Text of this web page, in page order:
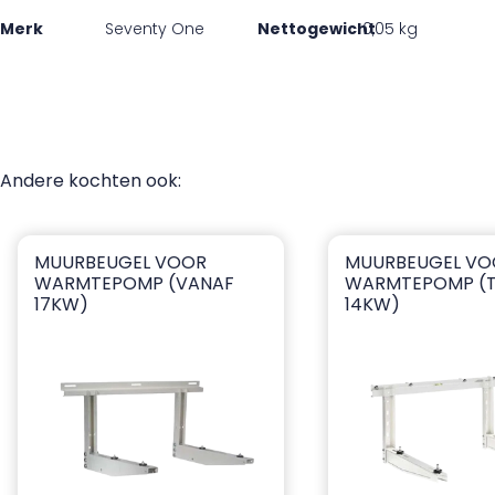
Merk Seventy One Nettogewicht0,05 kg
Andere kochten ook:
Muurbeugel voor warmtepomp (vanaf 17kW)
MUURBEUGEL VOOR
WARMTEPOMP (VANAF
17KW)
Muurbeugel voor
MUURBEUGEL
WARMTEPOMP
14KW)